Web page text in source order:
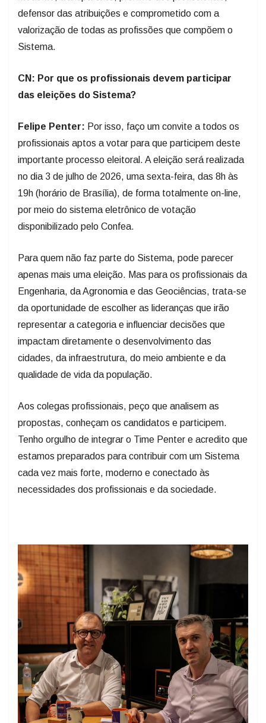
defensor das atribuições e comprometido com a
valorização de todas as profissões que compõem o
Sistema.
CN: Por que os profissionais devem participar
das eleições do Sistema?
Felipe Penter: Por isso, faço um convite a todos os
profissionais aptos a votar para que participem deste
importante processo eleitoral. A eleição será realizada
no dia 3 de julho de 2026, uma sexta-feira, das 8h às
19h (horário de Brasília), de forma totalmente on-line,
por meio do sistema eletrônico de votação
disponibilizado pelo Confea.
Para quem não faz parte do Sistema, pode parecer
apenas mais uma eleição. Mas para os profissionais da
Engenharia, da Agronomia e das Geociências, trata-se
da oportunidade de escolher as lideranças que irão
representar a categoria e influenciar decisões que
impactam diretamente o desenvolvimento das
cidades, da infraestrutura, do meio ambiente e da
qualidade de vida da população.
Aos colegas profissionais, peço que analisem as
propostas, conheçam os candidatos e participem.
Tenho orgulho de integrar o Time Penter e acredito que
estamos preparados para contribuir com um Sistema
cada vez mais forte, moderno e conectado às
necessidades dos profissionais e da sociedade.